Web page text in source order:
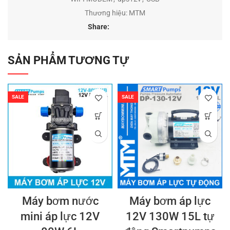
Thương hiệu: MTM
Share:
SẢN PHẨM TƯƠNG TỰ
SALE
Máy bơm nước
mini áp lực 12V
SALE
Máy bơm áp lực
12V 130W 15L tự